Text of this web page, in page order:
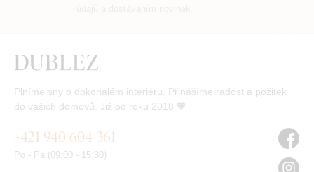
Plníme sny o dokonalém interiéru. Přinášíme radost a požitek
do vašich domovů. Již od roku 2018 🧡
+421 940 604 361
Po - Pá (09:00 - 15:30)